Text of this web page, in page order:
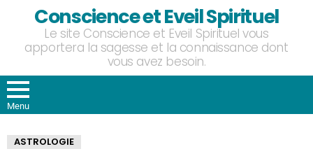
Conscience et Eveil Spirituel
Le site Conscience et Eveil Spirituel vous
apportera la sagesse et la connaissance dont
vous avez besoin.
Menu
ASTROLOGIE